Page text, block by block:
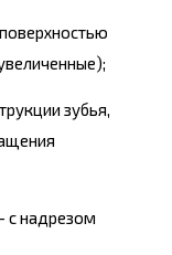
зубья,
с надрезом